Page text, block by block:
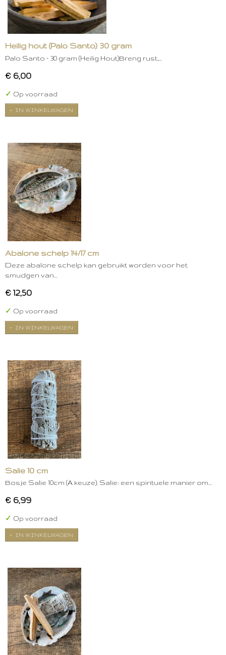
Heilig hout (Palo Santo) 30 gram
Palo Santo – 30 gram (Heilig Hout)Breng rust,…
€ 6,00
✓ Op voorraad
IN WINKELWAGEN
Abalone schelp 14/17 cm
Deze abalone schelp kan gebruikt worden voor het
smudgen van…
€ 12,50
✓ Op voorraad
IN WINKELWAGEN
Salie 10 cm
Bosje Salie 10cm (A keuze). Salie: een spirituele manier om…
€ 6,99
✓ Op voorraad
IN WINKELWAGEN